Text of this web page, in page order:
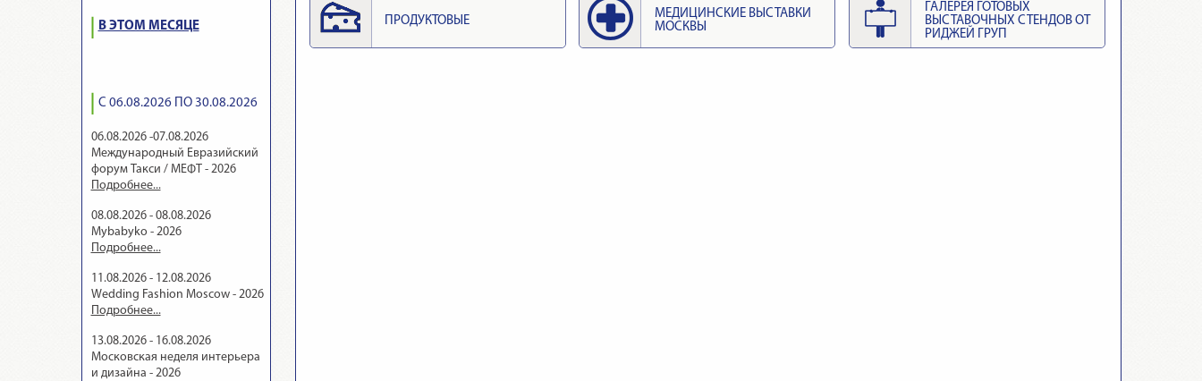
В ЭТОМ МЕСЯЦЕ
С 06.08.2026 ПО 30.08.2026
06.08.2026 -07.08.2026
Международный Евразийский
форум Такси / МЕФТ - 2026
Подробнее...
08.08.2026 - 08.08.2026
Mybabyko - 2026
Подробнее...
11.08.2026 - 12.08.2026
Wedding Fashion Moscow - 2026
Подробнее...
13.08.2026 - 16.08.2026
Московская неделя интерьера
и дизайна - 2026
ПРОДУКТОВЫЕ
МЕДИЦИНСКИЕ ВЫСТАВКИ
МОСКВЫ
ГАЛЕРЕЯ ГОТОВЫХ
ВЫСТАВОЧНЫХ СТЕНДОВ ОТ
РИДЖЕЙ ГРУП